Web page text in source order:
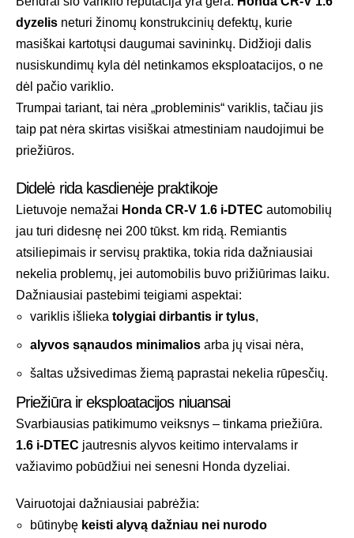
dyzelis neturi žinomų konstrukcinių defektų, kurie
masiškai kartotųsi daugumai savininkų. Didžioji dalis
nusiskundimų kyla dėl netinkamos eksploatacijos, o ne
dėl pačio variklio.
Trumpai tariant, tai nėra „probleminis“ variklis, tačiau jis
taip pat nėra skirtas visiškai atmestiniam naudojimui be
priežiūros.
Didelė rida kasdienėje praktikoje
Lietuvoje nemažai Honda CR-V 1.6 i-DTEC automobilių
jau turi didesnę nei 200 tūkst. km ridą. Remiantis
atsiliepimais ir servisų praktika, tokia rida dažniausiai
nekelia problemų, jei automobilis buvo prižiūrimas laiku.
Dažniausiai pastebimi teigiami aspektai:
variklis išlieka tolygiai dirbantis ir tylus,
alyvos sąnaudos minimalios arba jų visai nėra,
šaltas užsivedimas žiemą paprastai nekelia rūpesčių.
Priežiūra ir eksploatacijos niuansai
Svarbiausias patikimumo veiksnys – tinkama priežiūra.
1.6 i-DTEC jautresnis alyvos keitimo intervalams ir
važiavimo pobūdžiui nei senesni Honda dyzeliai.
Vairuotojai dažniausiai pabrėžia:
būtinybę keisti alyvą dažniau nei nurodo